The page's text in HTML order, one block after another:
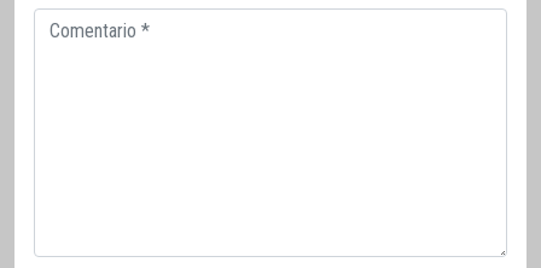
Comentario